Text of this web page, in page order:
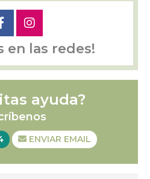
en las redes!
ayuda?
ENVIAR EMAIL